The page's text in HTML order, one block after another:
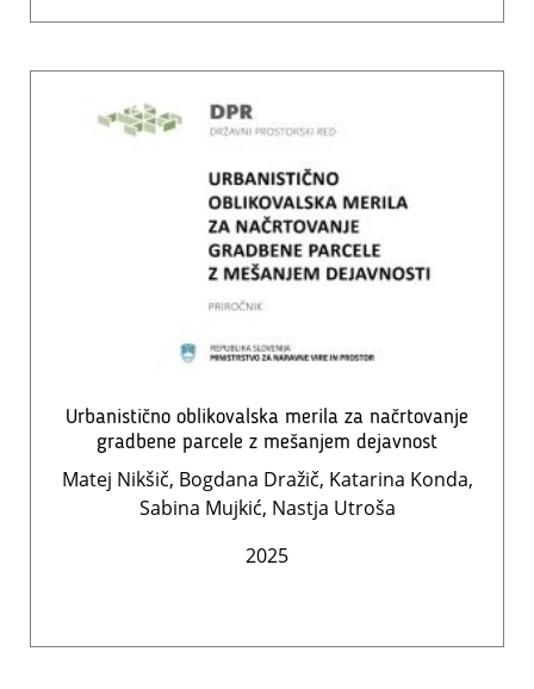
Urbanistično oblikovalska merila za načrtovanje
gradbene parcele z mešanjem dejavnost
Matej Nikšič, Bogdana Dražič, Katarina Konda,
Sabina Mujkić, Nastja Utroša
2025